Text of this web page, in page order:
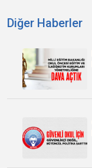
Diğer Haberler